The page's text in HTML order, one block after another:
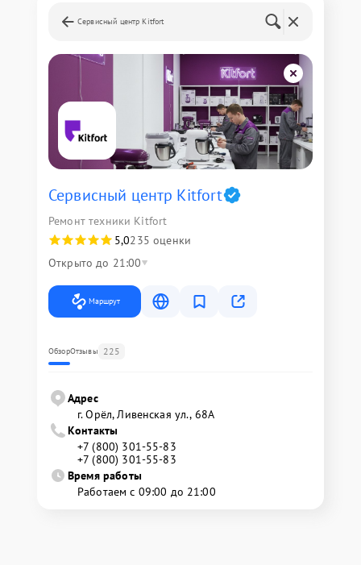
Сервисный центр Kitfort
Сервисный центр Kitfort
Ремонт техники Kitfort
5,0235 оценки
Открыто до 21:00
Маршрут
ОбзорОтзывы 225
Адрес
г. Орёл, Ливенская ул., 68А
Контакты
+7 (800) 301-55-83
+7 (800) 301-55-83
Время работы
Работаем с 09:00 до 21:00